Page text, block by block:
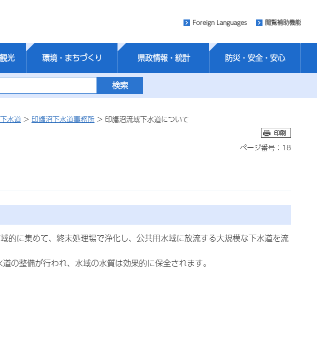
Foreign Languages 閲覧補助機能
光 環境・まちづくり 県政情報・統計 防災・安全・安心
下水道 > 印旛沼下水道事務所 > 印旛沼流域下水道について
ページ番号：18
的に集めて、終末処理場で浄化し、公共用水域に放流する大規模な下水道を流
の整備が行われ、水域の水質は効果的に保全されます。